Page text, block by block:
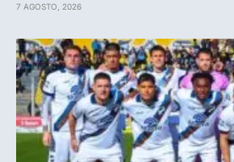
7 AGOSTO, 2026